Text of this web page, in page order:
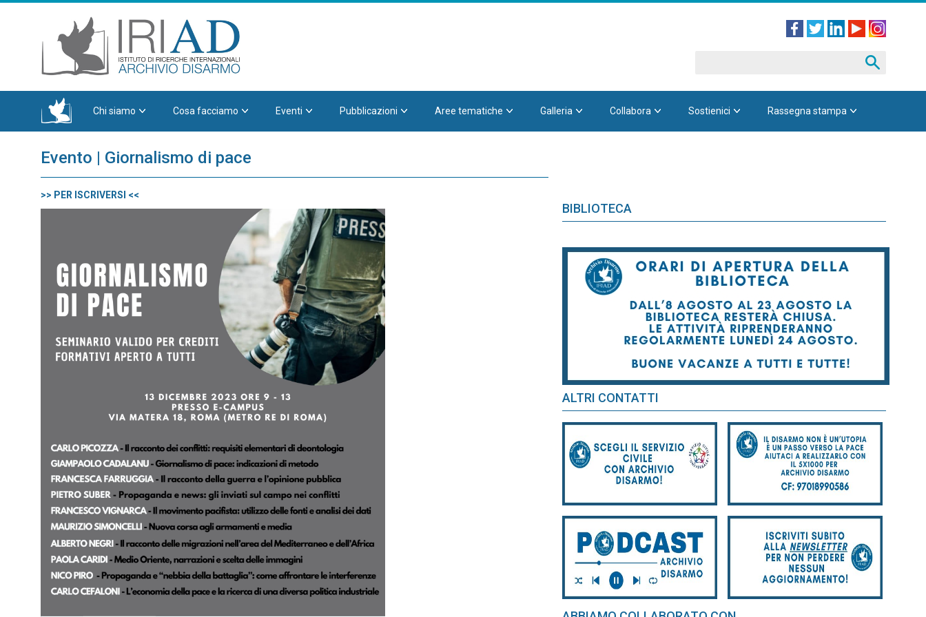
Chi siamo Cosa facciamo Eventi Pubblicazioni Aree tematiche Galleria Collabora Sostienici Rassegna stampa
Evento | Giornalismo di pace
>> PER ISCRIVERSI <<
BIBLIOTECA
ALTRI CONTATTI